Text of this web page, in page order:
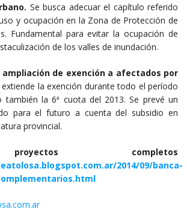
Se busca adecuar el capítulo referido
y ocupación en la Zona de Protección de
Fundamental para evitar la ocupación de
de los valles de inundación.
ampliación de exención a afectados por
extiende la exención durante todo el período
también la 6ª cuota del 2013. Se prevé un
para el futuro a cuenta del subsidio en
provincial.
completos
2014/09/banca-